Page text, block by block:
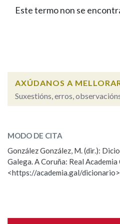
Facebook
TwitterYoutubeInstagram
Bluesky
BUSCAR NOS LEMAS
Remata por
BUSCAR NO CONTIDO
Nas definicións
Este termo non se
AXÚDANOS A
Suxestións, erros,
Observación
Nome
MODO DE CITA
González González, M. (dir.):
Galega. A Coruña: Real Academia
<https://academia.gal/